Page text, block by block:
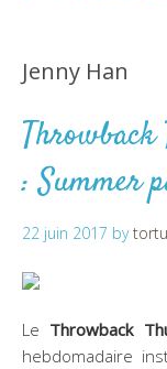
Jenny Han
: Summer
22 juin 2017 by
Le Throwback
hebdomadaire